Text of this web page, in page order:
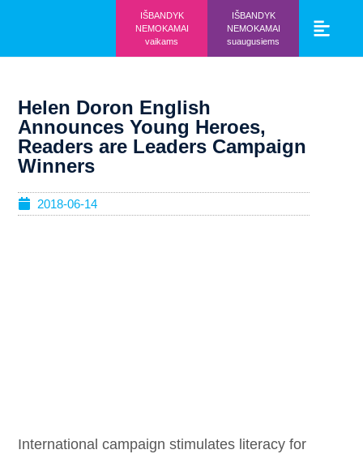
IŠBANDYK
NEMOKAMAI
vaikams
IŠBANDYK
NEMOKAMAI
suaugusiems
Helen Doron English
Announces Young Heroes,
Readers are Leaders Campaign
Winners
2018-06-14
International campaign stimulates literacy for